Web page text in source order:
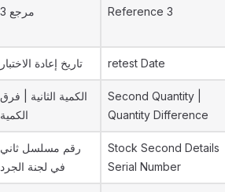
مرجع 3 Reference 3
تاريخ إعادة الاختبار retest Date
الكمية الثانية | فرق
الكمية
Second Quantity |
Quantity Difference
رقم مسلسل ثاني
في لجنة الجرد
Stock Second Details
Serial Number